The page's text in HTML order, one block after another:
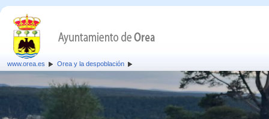
www.orea.es Orea y la despoblación